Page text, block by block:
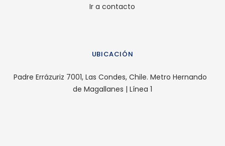
Ir a contacto
UBICACIÓN
Padre Errázuriz 7001, Las Condes, Chile. Metro Hernando
de Magallanes | Línea 1